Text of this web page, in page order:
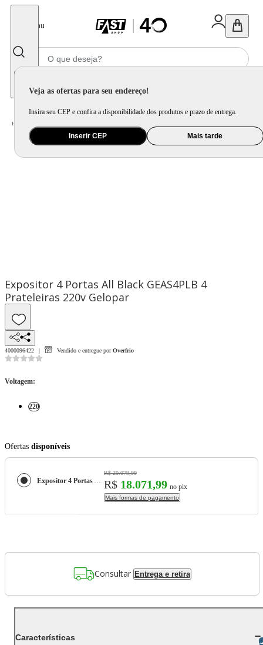
Menu
Veja as ofertas para seu endereço!
Insira seu CEP e confira a disponibilidade dos produtos e prazo de entrega.
Inserir CEP Mais tarde
Home
Expositor 4 Portas All Black GEAS4PLB 4
Prateleiras 220v Gelopar
4000096422 Vendido e entregue por Overfrio
Voltagem:
220
Ofertas disponíveis
Expositor 4 Portas All Black GEAS4PLB 4 Prateleiras 220v Gelopar
R$ 20.079,99
R$ 18.071,99 no pix
Mais formas de pagamento
Consultar Entrega e retira
Características